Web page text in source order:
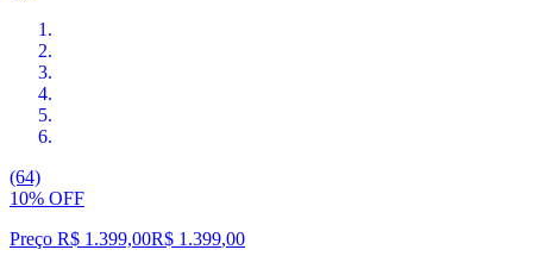
(64)
10% OFF
Preço R$ 1.399,00R$ 1.399,00